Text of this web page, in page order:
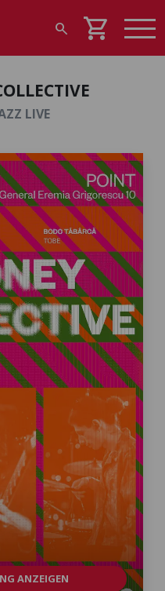
search shopping_cart
LIVE
ANZEIGEN